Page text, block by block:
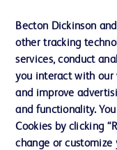
Ayuda
Preferencias de cookies
Becton Dickinson
other tracking
services, conduct
you interact with our
and improve
and functionality.
Cookies by clicking
change or customize